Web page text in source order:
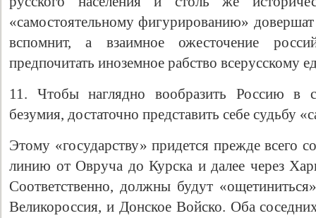
«самостоятельному фигурированию»
вспомнит, а взаимное ожесточение
предпочитать иноземное рабство всерусскому
11. Чтобы наглядно вообразить Россию в
безумия, достаточно представить себе судьбу
Этому «государству» придется прежде всего
линию от Овруча до Курска и далее через
Соответственно, должны будут
Великороссия, и Донское Войско. Оба